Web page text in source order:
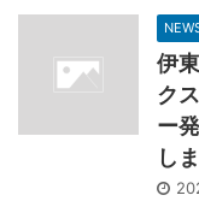
伊
ク
ー
し